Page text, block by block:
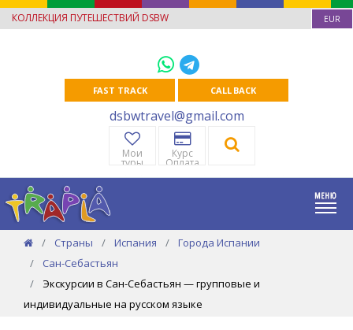
КОЛЛЕКЦИЯ ПУТЕШЕСТВИЙ DSBW EUR
FAST TRACK CALL BACK
dsbwtravel@gmail.com
Мои
туры
Курс
Оплата
Страны Испания
Города Испании
Сан-Себастьян
Экскурсии в Сан-Себастьян — групповые и
индивидуальные на русском языке